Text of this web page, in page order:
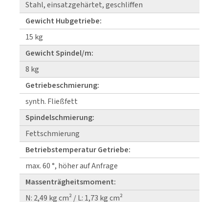
Stahl, einsatzgehärtet, geschliffen
Gewicht Hubgetriebe:
15 kg
Gewicht Spindel/m:
8 kg
Getriebeschmierung:
synth. Fließfett
Spindelschmierung:
Fettschmierung
Betriebstemperatur Getriebe:
max. 60 °, höher auf Anfrage
Massenträgheitsmoment:
N: 2,49 kg cm² / L: 1,73 kg cm²